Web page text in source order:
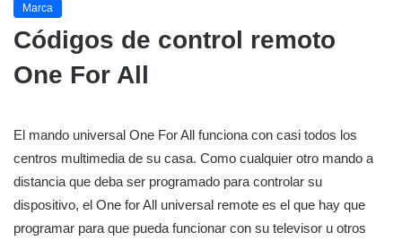
Marca
Códigos de control remoto
One For All
El mando universal One For All funciona con casi todos los
centros multimedia de su casa. Como cualquier otro mando a
distancia que deba ser programado para controlar su
dispositivo, el One for All universal remote es el que hay que
programar para que pueda funcionar con su televisor u otros